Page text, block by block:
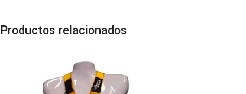
Productos relacionados